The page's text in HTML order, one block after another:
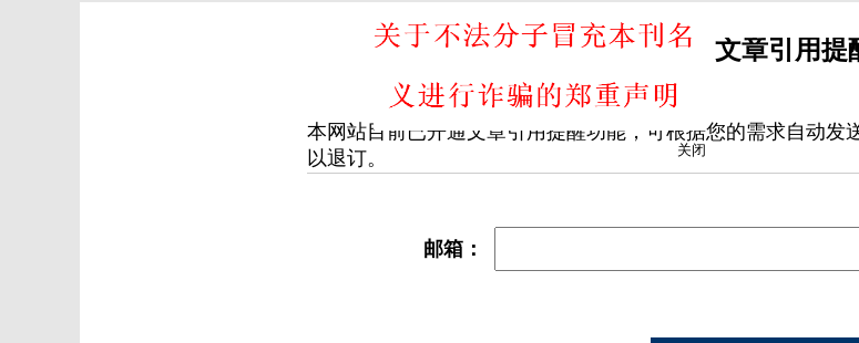
文章引用提
本网站目前已开通文章引用提醒功能，可根据您的需求自动
以退订。
邮箱：
关闭